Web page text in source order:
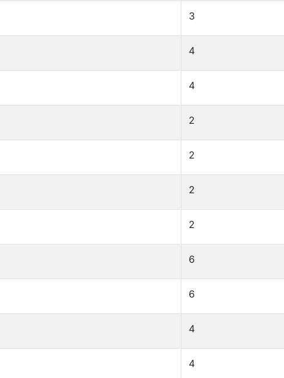
3
4
4
2
2
2
2
6
6
4
4